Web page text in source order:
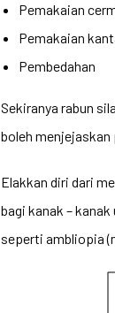
Pemakaian
Pemakaian
Pembedahan
Sekiranya rabun
boleh
Elakkan diri dari
bagi kanak –
seperti ambliopia